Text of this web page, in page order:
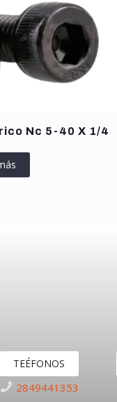
Nc 5-40 X 1/4
TEÉFONOS
2849441353